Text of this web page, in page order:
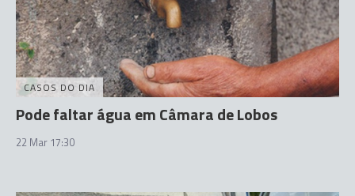
CASOS DO DIA
Pode faltar água em Câmara de Lobos
22 Mar 17:30